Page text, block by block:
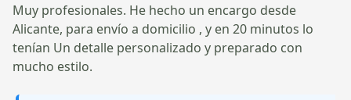
Muy profesionales. He hecho un encargo desde
Alicante, para envío a domicilio , y en 20 minutos lo
tenían Un detalle personalizado y preparado con
mucho estilo.